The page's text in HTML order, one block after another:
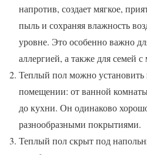
напротив, создает мягкое,
пыль и сохраняя влажность
уровне. Это особенно важно
аллергией, а также для семей
Теплый пол можно
помещении: от ванной
до кухни. Он одинаково
разнообразными покрытиями.
Теплый пол скрыт под